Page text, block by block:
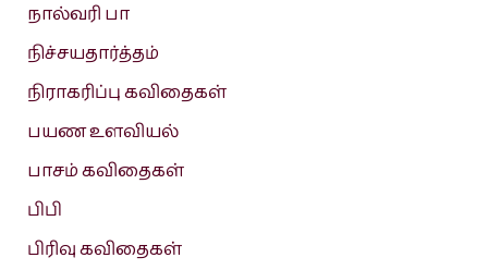
நால்வரி பா
நிச்சயதார்த்தம்
நிராகரிப்பு கவிதைகள்
பயண உளவியல்
பாசம் கவிதைகள்
பிபி
பிரிவு கவிதைகள்